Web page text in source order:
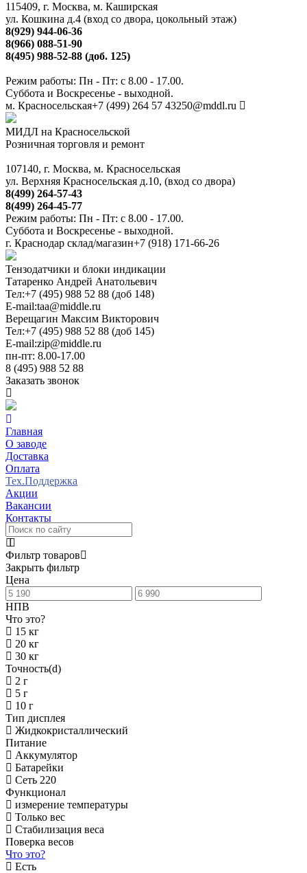
115409, г. Москва, м. Каширская
ул. Кошкина д.4 (вход со двора, цокольный этаж)
8(929) 944-06-36
8(966) 088-51-90
8(495) 988-52-88 (доб. 125)
Режим работы: Пн - Пт: с 8.00 - 17.00.
Суббота и Воскресенье - выходной.
м. Красносельская+7 (499) 264 57 43250@mddl.ru
МИДЛ на Красносельской
Розничная торговля и ремонт
107140, г. Москва, м. Красносельская
ул. Верхняя Красносельская д.10, (вход со двора)
8(499) 264-57-43
8(499) 264-45-77
Режим работы: Пн - Пт: с 8.00 - 17.00.
Суббота и Воскресенье - выходной.
г. Краснодар склад/магазин+7 (918) 171-66-26
Тензодатчики и блоки индикации
Татаренко Андрей Анатольевич
Тел:+7 (495) 988 52 88 (доб 148)
E-mail:taa@middle.ru
Верещагин Максим Викторович
Тел:+7 (495) 988 52 88 (доб 145)
E-mail:zip@middle.ru
пн-пт: 8.00-17.00
8 (495) 988 52 88
Заказать звонок
Главная
О заводе
Доставка
Оплата
Тех.Поддержка
Акции
Вакансии
Контакты
Фильтр товаров
Закрыть фильтр
Цена
НПВ
Что это?
15 кг
20 кг
30 кг
Точность(d)
2 г
5 г
10 г
Тип дисплея
Жидкокристаллический
Питание
Аккумулятор
Батарейки
Сеть 220
Функционал
измерение температуры
Только вес
Стабилизация веса
Поверка весов
Что это?
Есть